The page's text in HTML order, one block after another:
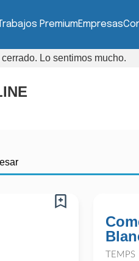
PremiumEmpresas
Lo sentimos mucho.
TEMPS